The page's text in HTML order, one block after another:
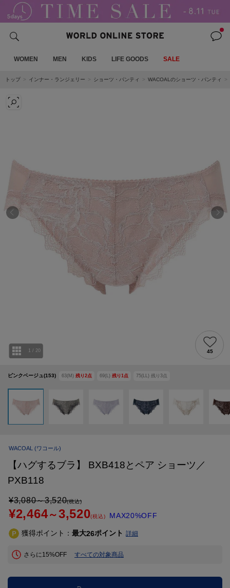
WOMEN MEN KIDS LIFE GOODS SALE
トップ インナー・ランジェリー ショーツ・パンティ WACOALのショーツ・パンティ
ピンクベージュ(153) 63(M) 残り 2点 69(L) 残り 1 点 75(LL) 残り 3点
1 / 20 45
WACOAL (ワコール)
【ハグするブラ】 BXB418とペア ショーツ／
PXB118
¥3,080～3,520(税込)
¥2,464～3,520(税込) MAX20%OFF
獲得ポイント： 最大26ポイント 詳細
さらに15%OFF すべての対象商品